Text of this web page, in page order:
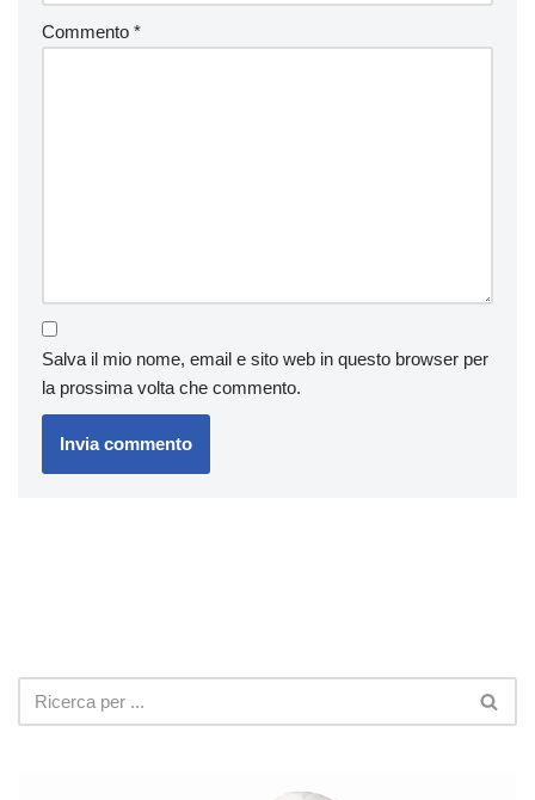
Commento *
Salva il mio nome, email e sito web in questo browser per
la prossima volta che commento.